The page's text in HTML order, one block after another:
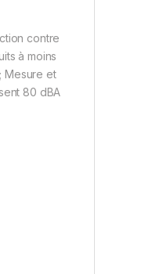
contre
à moins
Mesure et
80 dBA